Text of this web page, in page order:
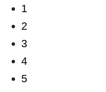
1
2
3
4
5